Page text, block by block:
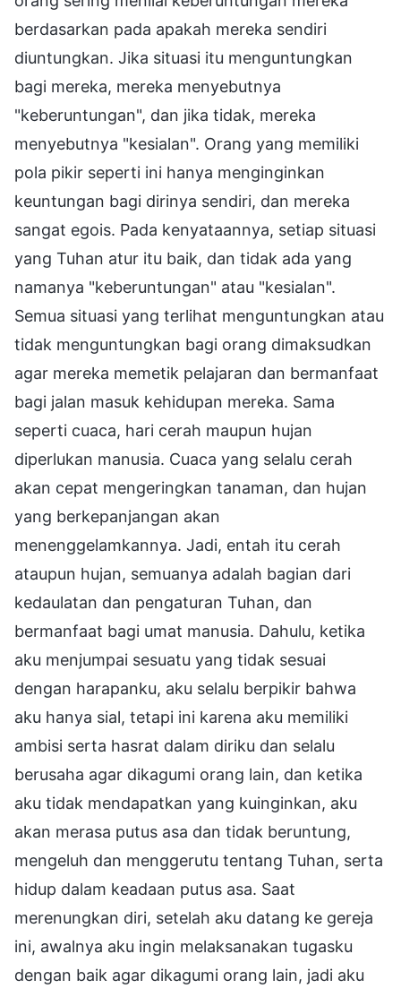
berdasarkan pada apakah mereka sendiri
diuntungkan. Jika situasi itu menguntungkan
bagi mereka, mereka menyebutnya
"keberuntungan", dan jika tidak, mereka
menyebutnya "kesialan". Orang yang memiliki
pola pikir seperti ini hanya menginginkan
keuntungan bagi dirinya sendiri, dan mereka
sangat egois. Pada kenyataannya, setiap situasi
yang Tuhan atur itu baik, dan tidak ada yang
namanya "keberuntungan" atau "kesialan".
Semua situasi yang terlihat menguntungkan atau
tidak menguntungkan bagi orang dimaksudkan
agar mereka memetik pelajaran dan bermanfaat
bagi jalan masuk kehidupan mereka. Sama
seperti cuaca, hari cerah maupun hujan
diperlukan manusia. Cuaca yang selalu cerah
akan cepat mengeringkan tanaman, dan hujan
yang berkepanjangan akan
menenggelamkannya. Jadi, entah itu cerah
ataupun hujan, semuanya adalah bagian dari
kedaulatan dan pengaturan Tuhan, dan
bermanfaat bagi umat manusia. Dahulu, ketika
aku menjumpai sesuatu yang tidak sesuai
dengan harapanku, aku selalu berpikir bahwa
aku hanya sial, tetapi ini karena aku memiliki
ambisi serta hasrat dalam diriku dan selalu
berusaha agar dikagumi orang lain, dan ketika
aku tidak mendapatkan yang kuinginkan, aku
akan merasa putus asa dan tidak beruntung,
mengeluh dan menggerutu tentang Tuhan, serta
hidup dalam keadaan putus asa. Saat
merenungkan diri, setelah aku datang ke gereja
ini, awalnya aku ingin melaksanakan tugasku
dengan baik agar dikagumi orang lain, jadi aku